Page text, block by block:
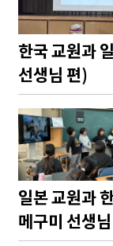
한국 교원과
선생님 편)
일본 교원과
메구미 선생